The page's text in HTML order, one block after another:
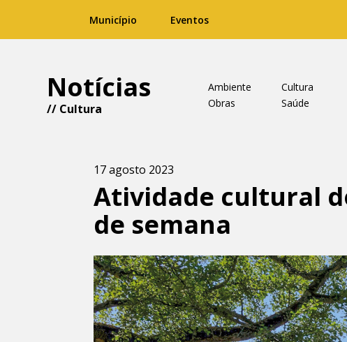
Município Eventos
Notícias
// Cultura
Ambiente Cultura
Obras
Saúde
17 agosto 2023
Atividade cultural
de semana